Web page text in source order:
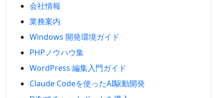
会社情報
業務案内
Windows 開発環境ガイド
PHPノウハウ集
WordPress 編集入門ガイド
Claude Codeを使ったAI駆動開発